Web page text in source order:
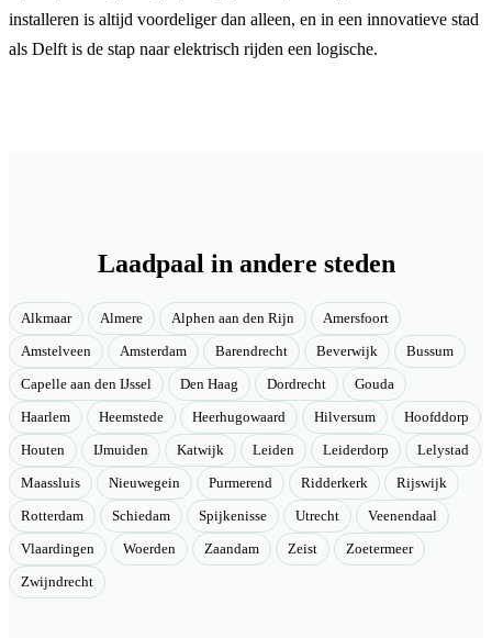
installeren is altijd voordeliger dan alleen, en in een innovatieve stad
als Delft is de stap naar elektrisch rijden een logische.
Laadpaal in andere steden
Alkmaar Almere Alphen aan den Rijn Amersfoort
Amstelveen Amsterdam Barendrecht Beverwijk Bussum
Capelle aan den IJssel Den Haag Dordrecht Gouda
Haarlem Heemstede Heerhugowaard Hilversum Hoofddorp
Houten IJmuiden Katwijk Leiden Leiderdorp Lelystad
Maassluis Nieuwegein Purmerend Ridderkerk Rijswijk
Rotterdam Schiedam Spijkenisse Utrecht Veenendaal
Vlaardingen Woerden Zaandam Zeist Zoetermeer
Zwijndrecht